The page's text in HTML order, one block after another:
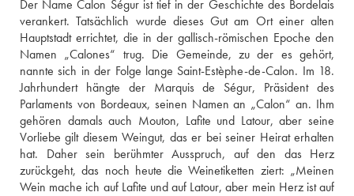
Der Name Calon Ségur ist tief in der Geschichte des Bordelais
verankert. Tatsächlich wurde dieses Gut am Ort einer alten
Hauptstadt errichtet, die in der gallisch-römischen Epoche den
Namen „Calones“ trug. Die Gemeinde, zu der es gehört,
nannte sich in der Folge lange Saint-Estèphe-de-Calon. Im 18.
Jahrhundert hängte der Marquis de Ségur, Präsident des
Parlaments von Bordeaux, seinen Namen an „Calon“ an. Ihm
gehören damals auch Mouton, Lafite und Latour, aber seine
Vorliebe gilt diesem Weingut, das er bei seiner Heirat erhalten
hat. Daher sein berühmter Ausspruch, auf den das Herz
zurückgeht, das noch heute die Weinetiketten ziert: „Meinen
Wein mache ich auf Lafite und auf Latour, aber mein Herz ist auf